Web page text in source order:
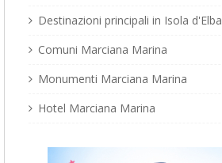
Destinazioni principali in Isola
Comuni Marciana Marina
Monumenti Marciana Marina
Hotel Marciana Marina